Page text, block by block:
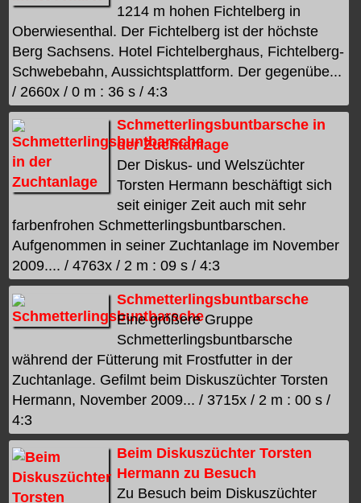
1214 m hohen Fichtelberg in
Oberwiesenthal. Der Fichtelberg ist der höchste
Berg Sachsens. Hotel Fichtelberghaus, Fichtelberg-
Schwebebahn, Aussichtsplattform. Der gegenübe...
/ 2660x / 0 m : 36 s / 4:3
Schmetterlingsbuntbarsche in
der Zuchtanlage
Der Diskus- und Welszüchter
Torsten Hermann beschäftigt sich
seit einiger Zeit auch mit sehr
farbenfrohen Schmetterlingsbuntbarschen.
Aufgenommen in seiner Zuchtanlage im November
2009.... / 4763x / 2 m : 09 s / 4:3
Schmetterlingsbuntbarsche
Eine größere Gruppe
Schmetterlingsbuntbarsche
während der Fütterung mit Frostfutter in der
Zuchtanlage. Gefilmt beim Diskuszüchter Torsten
Hermann, November 2009... / 3715x / 2 m : 00 s /
4:3
Beim Diskuszüchter Torsten
Hermann zu Besuch
Zu Besuch beim Diskuszüchter